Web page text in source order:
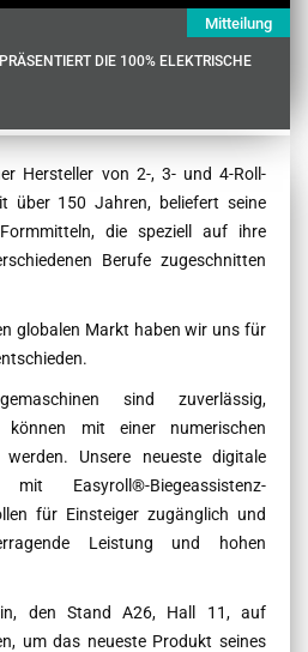
Mitteilung
DIE 100% ELEKTRISCHE
Hersteller von 2-, 3- und 4-Roll-
über 150 Jahren, beliefert seine
die speziell auf ihre
Berufe zugeschnitten
globalen Markt haben wir uns für
sind zuverlässig,
können mit einer numerischen
Unsere neueste digitale
mit Easyroll®-Biegeassistenz-
für Einsteiger zugänglich und
Leistung und hohen
den Stand A26, Hall 11, auf
um das neueste Produkt seines